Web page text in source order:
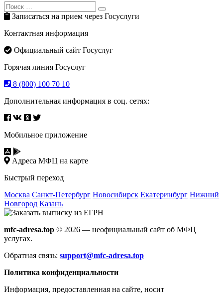
Search
for:
Search
Записаться на прием через Госуслуги
Контактная информация
Официальный сайт Госуслуг
Горячая линия Госуслуг
8 (800) 100 70 10
Дополнительная информация в соц. сетях:
Мобильное приложение
Адреса МФЦ на карте
Быстрый переход
Москва Санкт-Петербург Новосибирск Екатеринбург Нижний
Новгород Казань
mfc-adresa.top © 2026 — неофициальный сайт об МФЦ
услугах.
Обратная связь: support@mfc-adresa.top
Политика конфиденциальности
Информация, предоставленная на сайте, носит